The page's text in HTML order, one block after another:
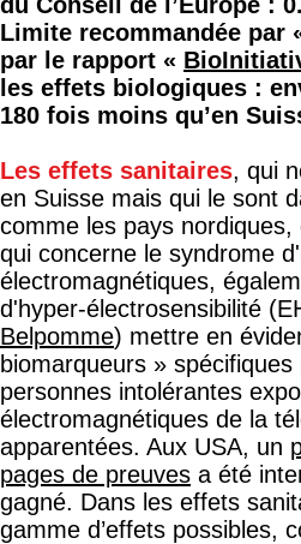
Limite recommandée par
par le rapport «
les effets biologiques :
180 fois moins qu’en
Les effets sanitaires, qui
en Suisse mais qui le sont
comme les pays
qui concerne le syndrome
électromagnétiques,
d'hyper-électrosensibilité
Belpomme) mettre en
biomarqueurs »
personnes intolérantes
électromagnétiques de la
apparentées. Aux USA, un
pages de preuves a été
gagné. Dans les effets
gamme d’effets possibles,